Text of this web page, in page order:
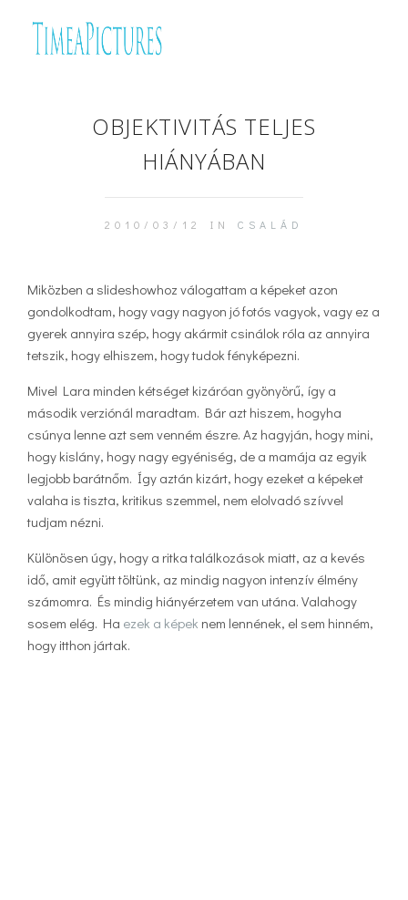
OBJEKTIVITÁS TELJES
HIÁNYÁBAN
2010/03/12 IN CSALÁD
Miközben a slideshowhoz válogattam a képeket azon
gondolkodtam, hogy vagy nagyon jó fotós vagyok, vagy ez a
gyerek annyira szép, hogy akármit csinálok róla az annyira
tetszik, hogy elhiszem, hogy tudok fényképezni.
Mivel Lara minden kétséget kizáróan gyönyörű, így a
második verziónál maradtam. Bár azt hiszem, hogyha
csúnya lenne azt sem venném észre. Az hagyján, hogy mini,
hogy kislány, hogy nagy egyéniség, de a mamája az egyik
legjobb barátnőm. Így aztán kizárt, hogy ezeket a képeket
valaha is tiszta, kritikus szemmel, nem elolvadó szívvel
tudjam nézni.
Különösen úgy, hogy a ritka találkozások miatt, az a kevés
idő, amit együtt töltünk, az mindig nagyon intenzív élmény
számomra. És mindig hiányérzetem van utána. Valahogy
sosem elég. Ha ezek a képek nem lennének, el sem hinném,
hogy itthon jártak.